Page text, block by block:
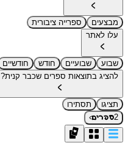
מבצעים
ספרייה ציבורית
עלו לאתר
שבוע שבועיים חודש
חודשיים
להציג בתוצאות ספרים שכבר קנית?
תציגו
תסתירו
2ספרים›